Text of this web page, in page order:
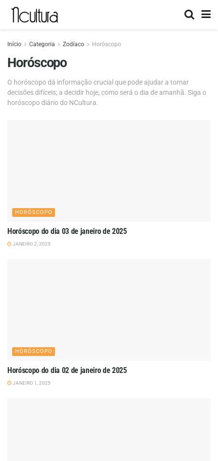
Início Categoria Zodíaco Horóscopo
Horóscopo
O horóscopo dá informação crucial que pode ajudar a tomar
decisões difíceis; a decidir hoje, como será o dia de amanhã. Siga o
horóscopo diário do NCultura.
HORÓSCOPO
Horóscopo do dia 03 de janeiro de 2025
JANEIRO 2, 2025
HORÓSCOPO
Horóscopo do dia 02 de janeiro de 2025
JANEIRO 1, 2025